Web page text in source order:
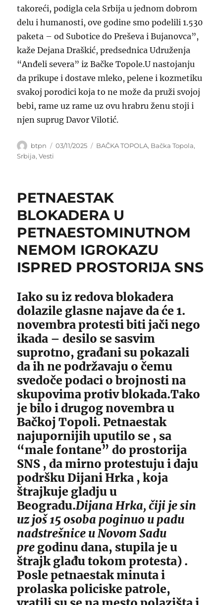
takoreći, podigla cela Srbija u jednom dobrom
delu i humanosti, ove godine smo podelili 1.530
paketa – od Subotice do Preševa i Bujanovca”,
kaže Dejana Draškić, predsednica Udruženja
“Anđeli severa” iz Bačke Topole.U nastojanju
da prikupe i dostave mleko, pelene i kozmetiku
svakoj porodici koja to ne može da pruži svojoj
bebi, rame uz rame uz ovu hrabru ženu stoji i
njen suprug Davor Vilotić.
Author
btpn
Posted
03/11/2025 Categories
BAČKA TOPOLA, Bačka Topola,
Srbija,Vesti
PETNAESTAK
BLOKADERA U
PETNAESTOMINUTNOM
NEMOM IGROKAZU
ISPRED PROSTORIJA SNS
Iako su iz redova blokadera
dolazile glasne najave da će 1.
novembra protesti biti jači nego
ikada – desilo se sasvim
suprotno, građani su pokazali
da ih ne podržavaju o čemu
svedoče podaci o brojnosti na
skupovima protiv blokada.Tako
je bilo i drugog novembra u
Bačkoj Topoli. Petnaestak
najupornijih uputilo se , sa
“male fontane” do prostorija
SNS , da mirno protestuju i daju
podršku Dijani Hrka , koja
štrajkuje gladju u
Beogradu.Dijana Hrka, čiji je sin
uz još 15 osoba poginuo u padu
nadstrešnice u Novom Sadu
pre godinu dana, stupila je u
štrajk glađu tokom protesta) .
Posle petnaestak minuta i
prolaska policiske patrole,